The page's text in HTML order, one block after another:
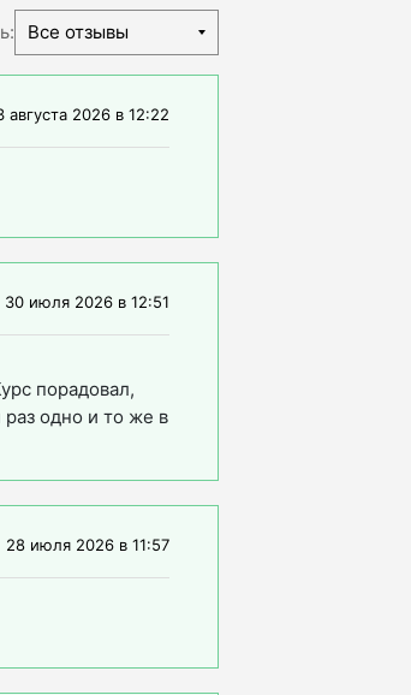
Все отзывы
августа 2026 в 12:22
30 июля 2026 в 12:51
порадовал,
одно и то же в
28 июля 2026 в 11:57